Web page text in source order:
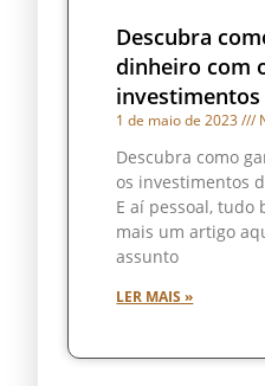
Descubra
dinheiro com
investimentos
1 de maio de 2023
Descubra como
os investimentos
E aí pessoal, tudo
mais um artigo
assunto
LER MAIS »